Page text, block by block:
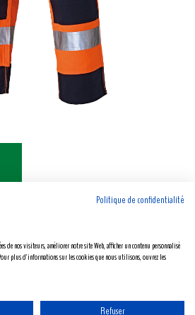
Politique de confidentialité
de nos visiteurs, améliorer notre site Web, afficher un contenu personnalisé
plus d'informations sur les cookies que nous utilisons, ouvrez les
Refuser